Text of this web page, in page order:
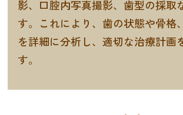
影、口腔内写真撮影、歯型の採取
す。これにより、歯の状態や骨格
を詳細に分析し、適切な治療計画
す。